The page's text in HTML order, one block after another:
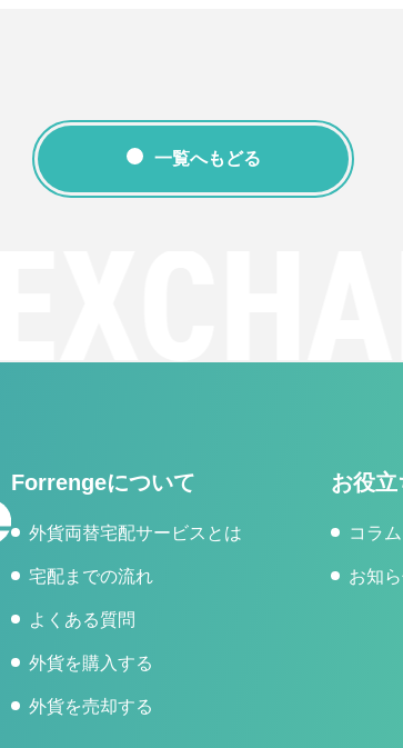
一覧へもどる
Forrengeについて
外貨両替宅配サービスとは
宅配までの流れ
よくある質問
外貨を購入する
外貨を売却する
お役立
コラム
お知